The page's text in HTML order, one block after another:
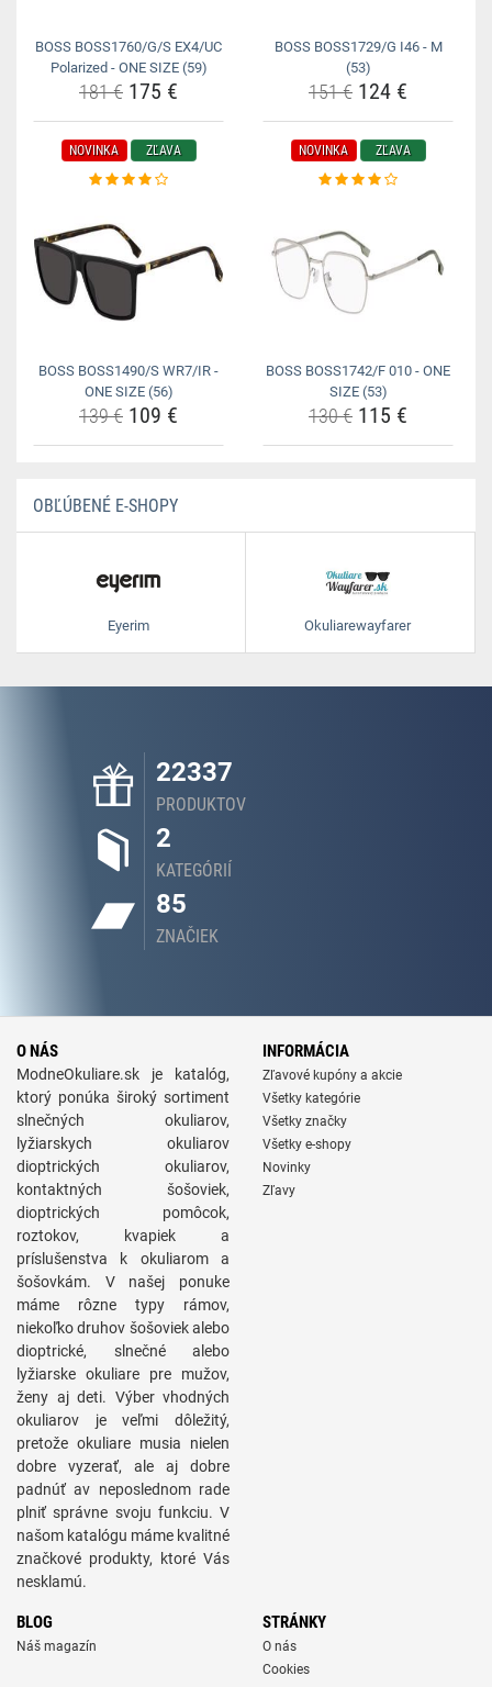
BOSS BOSS1760/G/S EX4/UC
Polarized - ONE SIZE (59)
181 € 175 €
BOSS BOSS1729/G I46 - M
(53)
151 € 124 €
NOVINKA ZĽAVA
BOSS BOSS1490/S WR7/IR -
ONE SIZE (56)
139 € 109 €
NOVINKA ZĽAVA
BOSS BOSS1742/F 010 - ONE
SIZE (53)
130 € 115 €
OBĽÚBENÉ E-SHOPY
Eyerim Okuliarewayfarer
22337
PRODUKTOV
2
KATEGÓRIÍ
85
ZNAČIEK
O NÁS
ModneOkuliare.sk je katalóg,
ktorý ponúka široký sortiment
slnečných okuliarov,
lyžiarskych okuliarov
dioptrických okuliarov,
kontaktných šošoviek,
dioptrických pomôcok,
roztokov, kvapiek a
príslušenstva k okuliarom a
šošovkám. V našej ponuke
máme rôzne typy rámov,
niekoľko druhov šošoviek alebo
dioptrické, slnečné alebo
lyžiarske okuliare pre mužov,
ženy aj deti. Výber vhodných
okuliarov je veľmi dôležitý,
pretože okuliare musia nielen
dobre vyzerať, ale aj dobre
padnúť av neposlednom rade
plniť správne svoju funkciu. V
našom katalógu máme kvalitné
značkové produkty, ktoré Vás
nesklamú.
INFORMÁCIA
Zľavové kupóny a akcie
Všetky kategórie
Všetky značky
Všetky e-shopy
Novinky
Zľavy
BLOG
Náš magazín
STRÁNKY
O nás
Cookies